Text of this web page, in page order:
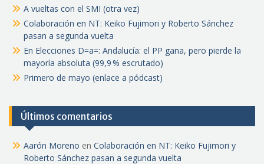
A vueltas con el SMI (otra vez)
Colaboración en NT: Keiko Fujimori y Roberto Sánchez
pasan a segunda vuelta
En Elecciones D=a=: Andalucía: el PP gana, pero pierde la
mayoría absoluta (99,9 % escrutado)
Primero de mayo (enlace a pódcast)
Últimos comentarios
Aarón Moreno en Colaboración en NT: Keiko Fujimori y
Roberto Sánchez pasan a segunda vuelta